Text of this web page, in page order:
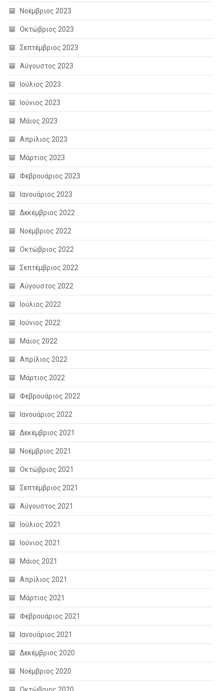
Νοέμβριος 2023
Οκτώβριος 2023
Σεπτέμβριος 2023
Αύγουστος 2023
Ιούλιος 2023
Ιούνιος 2023
Μάιος 2023
Απρίλιος 2023
Μάρτιος 2023
Φεβρουάριος 2023
Ιανουάριος 2023
Δεκέμβριος 2022
Νοέμβριος 2022
Οκτώβριος 2022
Σεπτέμβριος 2022
Αύγουστος 2022
Ιούλιος 2022
Ιούνιος 2022
Μάιος 2022
Απρίλιος 2022
Μάρτιος 2022
Φεβρουάριος 2022
Ιανουάριος 2022
Δεκέμβριος 2021
Νοέμβριος 2021
Οκτώβριος 2021
Σεπτέμβριος 2021
Αύγουστος 2021
Ιούλιος 2021
Ιούνιος 2021
Μάιος 2021
Απρίλιος 2021
Μάρτιος 2021
Φεβρουάριος 2021
Ιανουάριος 2021
Δεκέμβριος 2020
Νοέμβριος 2020